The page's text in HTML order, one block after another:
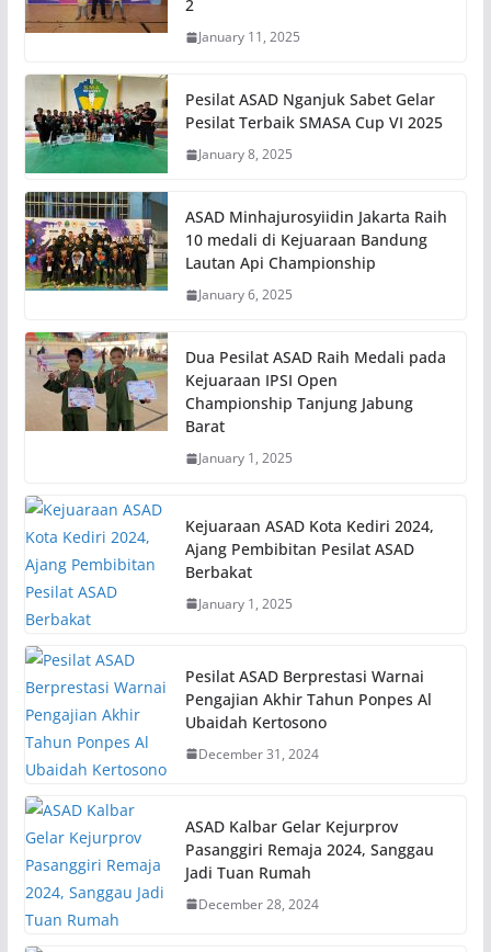
2
January 11, 2025
Pesilat ASAD Nganjuk Sabet Gelar
Pesilat Terbaik SMASA Cup VI 2025
January 8, 2025
ASAD Minhajurosyiidin Jakarta Raih
10 medali di Kejuaraan Bandung
Lautan Api Championship
January 6, 2025
Dua Pesilat ASAD Raih Medali pada
Kejuaraan IPSI Open
Championship Tanjung Jabung
Barat
January 1, 2025
Kejuaraan ASAD Kota Kediri 2024,
Ajang Pembibitan Pesilat ASAD
Berbakat
January 1, 2025
Pesilat ASAD Berprestasi Warnai
Pengajian Akhir Tahun Ponpes Al
Ubaidah Kertosono
December 31, 2024
ASAD Kalbar Gelar Kejurprov
Pasanggiri Remaja 2024, Sanggau
Jadi Tuan Rumah
December 28, 2024